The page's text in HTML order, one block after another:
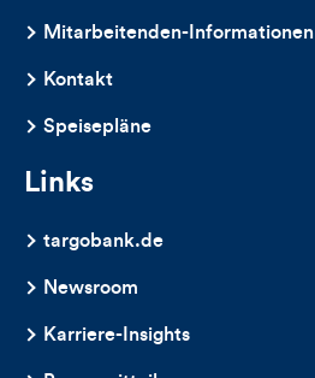
dieses
Artikels
Mitarbeitenden-Informationen
Kontakt
Speisepläne
Links
targobank.de
Newsroom
Karriere-Insights